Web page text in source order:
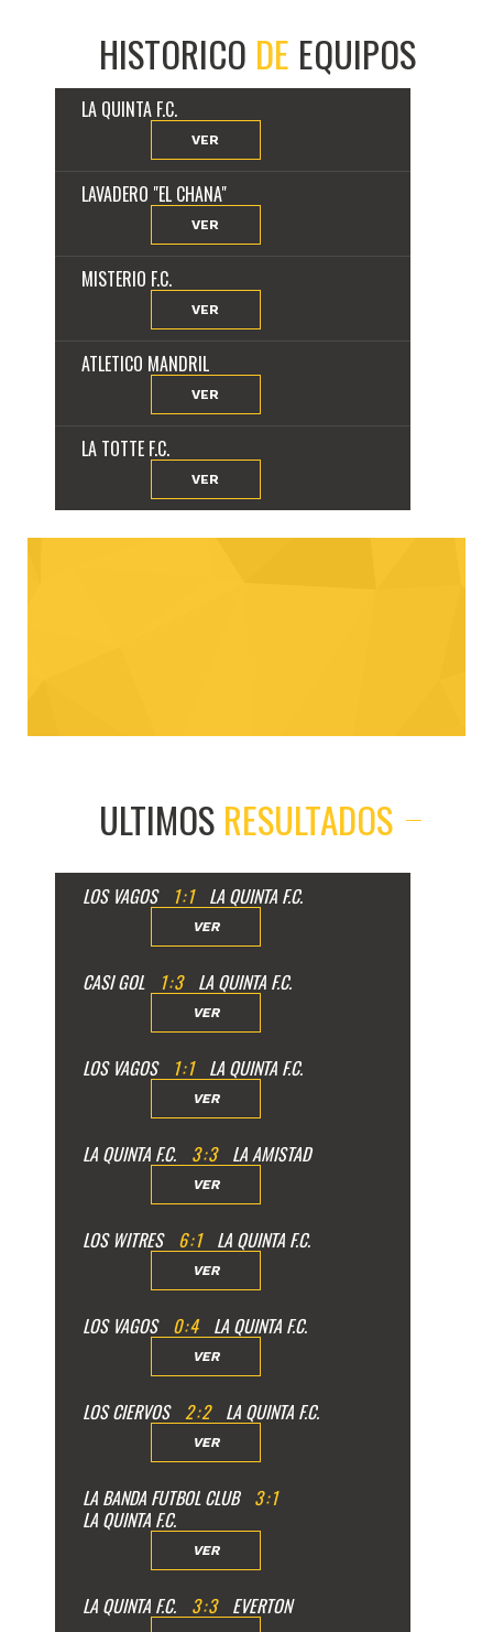
HISTORICO DE EQUIPOS
LA QUINTA F.C.
VER
LAVADERO "EL CHANA"
VER
MISTERIO F.C.
VER
ATLETICO MANDRIL
VER
LA TOTTE F.C.
VER
ULTIMOS RESULTADOS
LOS VAGOS 1:1 LA QUINTA F.C.
VER
CASI GOL 1:3 LA QUINTA F.C.
VER
LOS VAGOS 1:1 LA QUINTA F.C.
VER
LA QUINTA F.C. 3:3 LA AMISTAD
VER
LOS WITRES 6:1 LA QUINTA F.C.
VER
LOS VAGOS 0:4 LA QUINTA F.C.
VER
LOS CIERVOS 2:2 LA QUINTA F.C.
VER
LA BANDA FUTBOL CLUB 3:1
LA QUINTA F.C.
VER
LA QUINTA F.C. 3:3 EVERTON